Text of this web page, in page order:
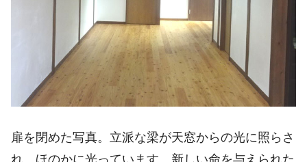
扉を閉めた写真。立派な梁が天窓からの光に照らさ
れ、ほのかに光っています。新しい命を与えられた